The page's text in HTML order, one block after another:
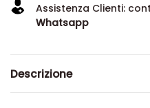
Assistenza Clienti:
Whatsapp
Descrizione